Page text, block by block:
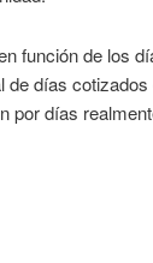
función de los
de días
por días